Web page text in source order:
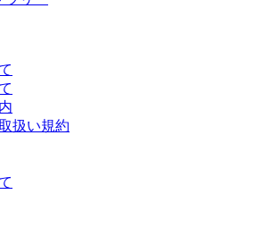
扱い規約